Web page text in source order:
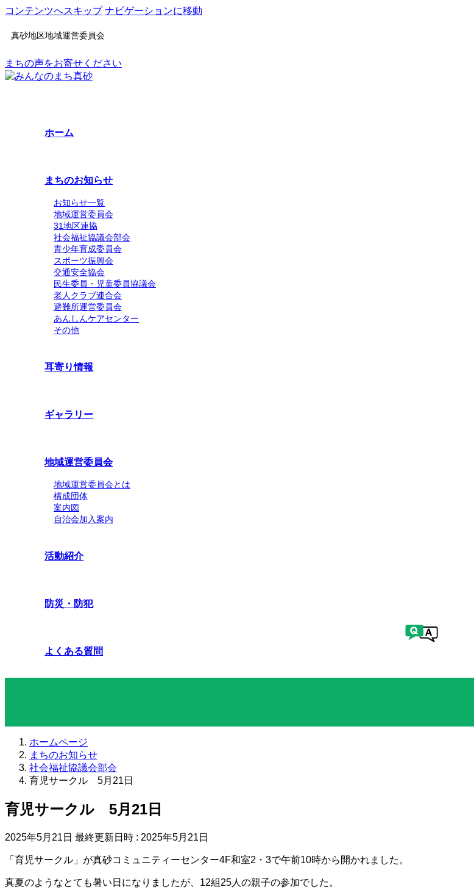
コンテンツへスキップ ナビゲーションに移動
真砂地区地域運営委員会
まちの声をお寄せください
ホーム
まちのお知らせ
お知らせ一覧
地域運営委員会
31地区連協
社会福祉協議会部会
青少年育成委員会
スポーツ振興会
交通安全協会
民生委員・児童委員協議会
老人クラブ連合会
避難所運営委員会
あんしんケアセンター
その他
耳寄り情報
ギャラリー
地域運営委員会
地域運営委員会とは
構成団体
案内図
自治会加入案内
活動紹介
防災・防犯
よくある質問
ホームページ
まちのお知らせ
社会福祉協議会部会
育児サークル 5月21日
育児サークル 5月21日
2025年5月21日 最終更新日時 : 2025年5月21日
「育児サークル」が真砂コミュニティーセンター4F和室2・3で午前10時から開かれました。
真夏のようなとても暑い日になりましたが、12組25人の親子の参加でした。